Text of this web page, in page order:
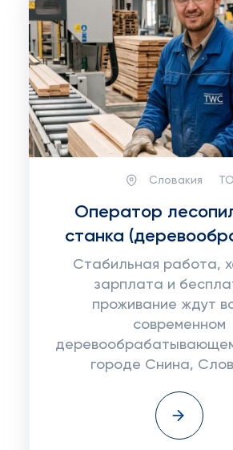
Словакия
Оператор
станка
Стабильная работа,
зарплата и
проживание ждут
современном
городе Снина,